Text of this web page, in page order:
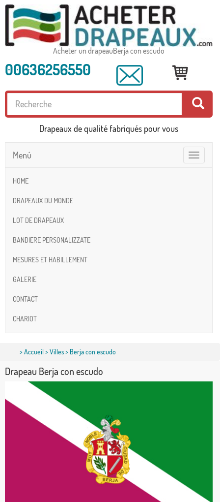
Acheter un drapeauBerja con escudo
00636256550
Drapeaux de qualité fabriqués pour vous
Toggle
navigation
Menú
HOME
DRAPEAUX DU MONDE
LOT DE DRAPEAUX
BANDIERE PERSONALIZZATE
MESURES ET HABILLEMENT
GALERIE
CONTACT
CHARIOT
>Accueil>Villes> Berja con escudo
Drapeau Berja con escudo